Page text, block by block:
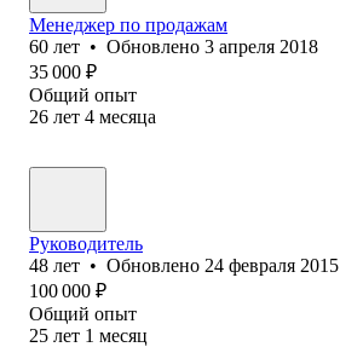
Менеджер по продажам
60 лет • Обновлено 3 апреля 2018
35 000 ₽
Общий опыт
26 лет 4 месяца
Руководитель
48 лет • Обновлено 24 февраля 2015
100 000 ₽
Общий опыт
25 лет 1 месяц